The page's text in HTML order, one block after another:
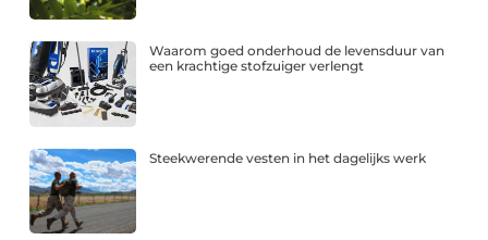
Waarom goed onderhoud de levensduur van
een krachtige stofzuiger verlengt
Steekwerende vesten in het dagelijks werk